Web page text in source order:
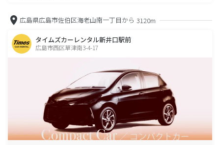
広島県広島市佐伯区海老山南一丁目から 3120m
タイムズカーレンタル新井口駅前
広島市西区草津南3-4-17